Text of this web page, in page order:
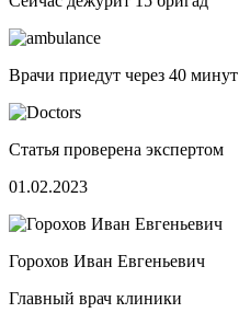
Врачи приедут через 40 минут
Статья проверена экспертом
01.02.2023
Горохов Иван Евгеньевич
Главный врач клиники